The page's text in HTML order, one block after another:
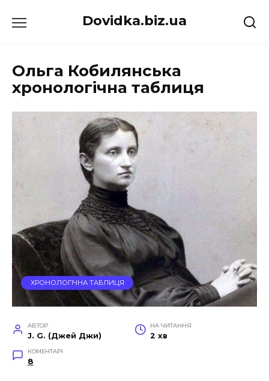
до
Dovidka.biz.ua
Ольга Кобилянська
хронологічна таблиця
ХРОНОЛОГІЧНА ТАБЛИЦЯ
АВТОР
J. G. (Джей Джи)
НА ЧИТАННЯ
2 хв
КОМЕНТАРІ
8